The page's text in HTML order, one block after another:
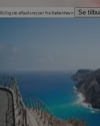
Billigste afbudsrejser fra København Se